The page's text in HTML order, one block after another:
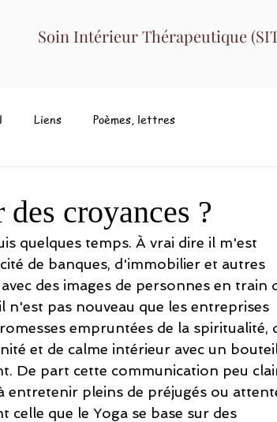
Soin Intérieur Thérapeutique
Liens Poèmes, lettres
croyances ?
quelques temps. À vrai dire il m'est
de banques, d'immobilier et autres
des images de personnes en train
n'est pas nouveau que les entreprises
empruntées de la spiritualité,
et de calme intérieur avec un
De part cette communication peu
entretenir pleins de préjugés ou
que le Yoga se base sur des